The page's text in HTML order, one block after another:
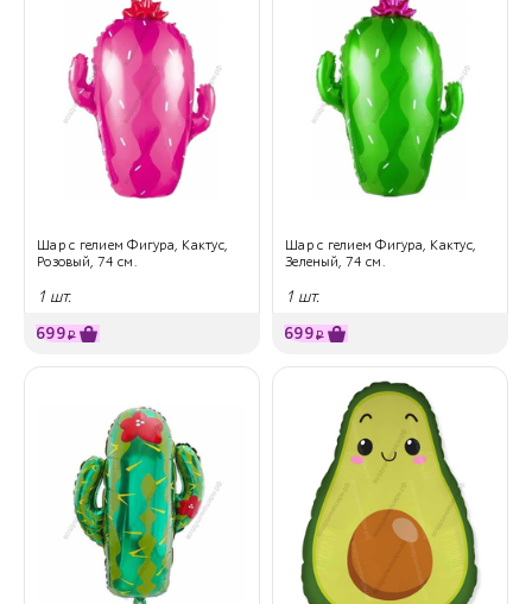
Шар с гелием Фигура, Кактус,
Розовый, 74 см.
1 шт.
699₽
Шар с гелием Фигура, Кактус,
Зеленый, 74 см.
1 шт.
699₽